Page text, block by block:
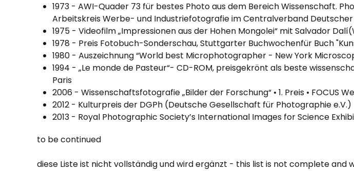
1973 - AWI-Quader 73 für bestes Photo aus dem Bereich Wissenschaft.
Arbeitskreis Werbe- und Industriefotografie im Centralverband
1975 - Videofilm „Impressionen aus der Hohen Mongolei“ mit Salvador
1978 - Preis Fotobuch-Sonderschau, Stuttgarter Buchwochenfür Buch
1980 - Auszeichnung “World best Microphotographer - New York
1994 - „Le monde de Pasteur“- CD-ROM, preisgekrönt als beste
Paris
2006 - Wissenschaftsfotografie „Bilder der Forschung“ • 1. Preis • FOCUS
2012 - Kulturpreis der DGPh (Deutsche Gesellschaft für Photographie e.V.)
2013 - Royal Photographic Society’s International Images for Science
to be continued
diese Liste ist nicht vollständig und wird ergänzt - this list is not complete and